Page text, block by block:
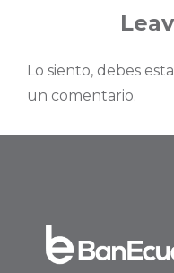
Lo siento, debes
un comentario.